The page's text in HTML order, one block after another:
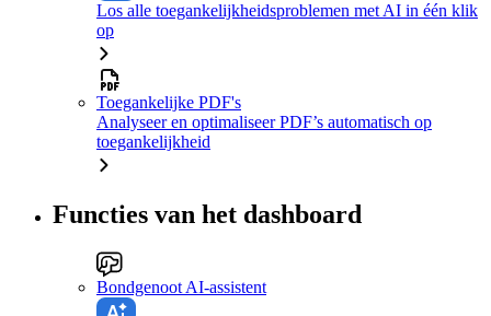
Los alle toegankelijkheidsproblemen met AI in één klik
op
Toegankelijke PDF's
Analyseer en optimaliseer PDF’s automatisch op
toegankelijkheid
Functies van het dashboard
Bondgenoot AI-assistent